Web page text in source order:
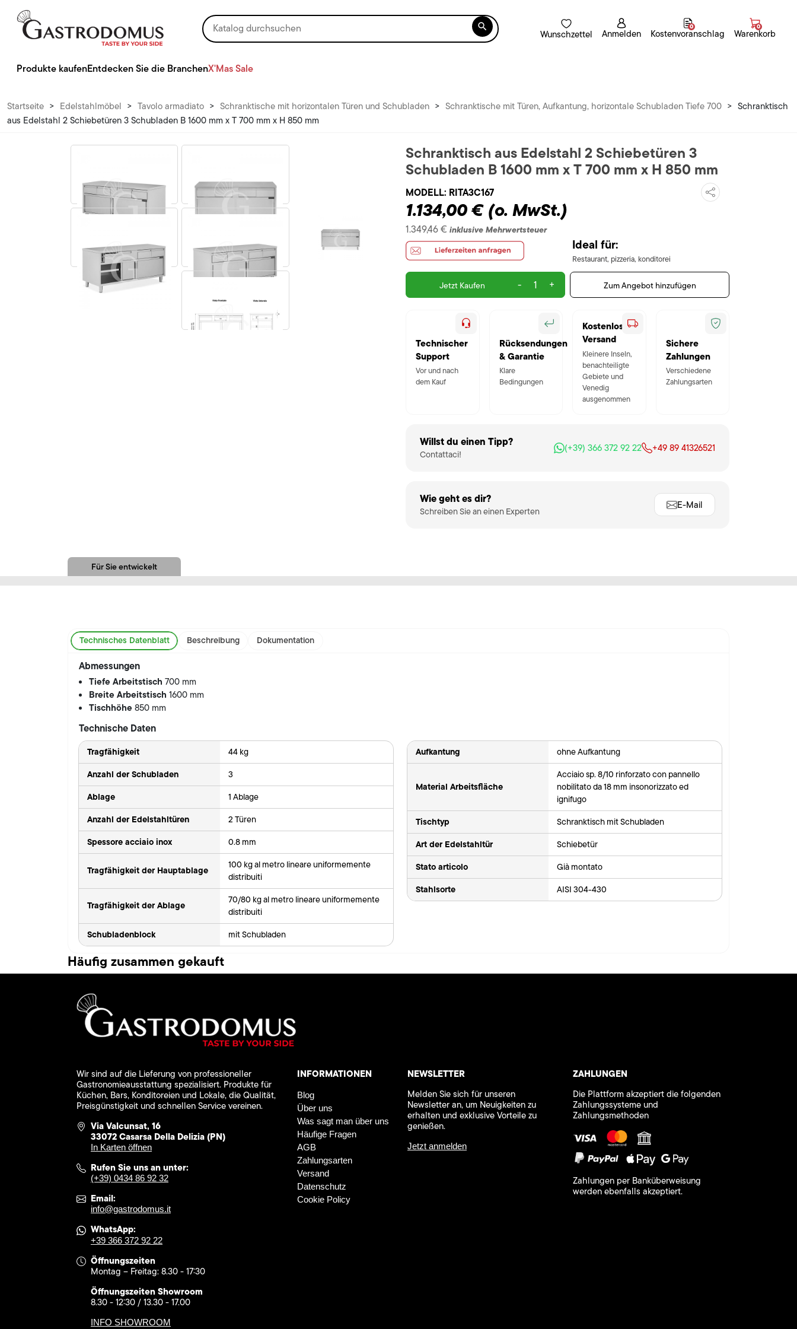

Wunschzettel Anmelden Kostenvoranschlag
0
Warenkorb
0
Produkte kaufenEntdecken Sie die BranchenX'Mas Sale
Startseite > Edelstahlmöbel > Tavolo armadiato > Schranktische mit horizontalen Türen und Schubladen > Schranktische mit Türen, Aufkantung, horizontale Schubladen Tiefe 700 > Schranktisch
aus Edelstahl 2 Schiebetüren 3 Schubladen B 1600 mm x T 700 mm x H 850 mm
Schranktisch aus Edelstahl 2 Schiebetüren 3
Schubladen B 1600 mm x T 700 mm x H 850 mm
MODELL: RITA3C167
1.134,00 € (o. MwSt.)
1.349,46 € inklusive Mehrwertsteuer
Ideal für:
Restaurant, pizzeria, konditorei
Jetzt Kaufen - + Zum Angebot hinzufügen
Technischer
Support
Vor und nach
dem Kauf
Rücksendungen
& Garantie
Klare
Bedingungen
Kostenloser
Versand
Kleinere Inseln,
benachteiligte
Gebiete und
Venedig
ausgenommen
Sichere
Zahlungen
Verschiedene
Zahlungsarten
Willst du einen Tipp?
Contattaci!
(+39) 366 372 92 22 +49 89 41326521
Wie geht es dir?
Schreiben Sie an einen Experten
E-Mail
Für Sie entwickelt
Technisches Datenblatt Beschreibung Dokumentation
Abmessungen
Tiefe Arbeitstisch700 mm
Breite Arbeitstisch1600 mm
Tischhöhe850 mm
Technische Daten
Tragfähigkeit 44 kg
Anzahl der Schubladen 3
Ablage 1 Ablage
Anzahl der Edelstahltüren 2 Türen
Spessore acciaio inox 0.8 mm
Tragfähigkeit der Hauptablage
100 kg al metro lineare uniformemente
distribuiti
Tragfähigkeit der Ablage
70/80 kg al metro lineare uniformemente
distribuiti
Schubladenblock mit Schubladen
Aufkantung ohne Aufkantung
Material Arbeitsfläche
Acciaio sp. 8/10 rinforzato con pannello
nobilitato da 18 mm insonorizzato ed
ignifugo
Tischtyp Schranktisch mit Schubladen
Art der Edelstahltür Schiebetür
Stato articolo Già montato
Stahlsorte AISI 304-430
Häufig zusammen gekauft
Wir sind auf die Lieferung von professioneller
Gastronomieausstattung spezialisiert. Produkte für
Küchen, Bars, Konditoreien und Lokale, die Qualität,
Preisgünstigkeit und schnellen Service vereinen.
Via Valcunsat, 16
33072 Casarsa Della Delizia (PN)
In Karten öffnen
Rufen Sie uns an unter:
(+39) 0434 86 92 32
Email:
info@gastrodomus.it
WhatsApp:
+39 366 372 92 22
Öffnungszeiten
Montag – Freitag: 8.30 - 17:30
Öffnungszeiten Showroom
8.30 - 12:30 / 13.30 - 17.00
INFO SHOWROOM
INFORMATIONEN
Blog
Über uns
Was sagt man über uns
Häufige Fragen
AGB
Zahlungsarten
Versand
Datenschutz
Cookie Policy
NEWSLETTER
Melden Sie sich für unseren
Newsletter an, um Neuigkeiten zu
erhalten und exklusive Vorteile zu
genießen.
Jetzt anmelden
ZAHLUNGEN
Die Plattform akzeptiert die folgenden
Zahlungssysteme und
Zahlungsmethoden
Zahlungen per Banküberweisung
werden ebenfalls akzeptiert.